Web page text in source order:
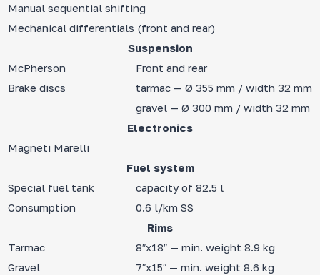
Manual sequential shifting
Mechanical differentials (front and rear)
Suspension
McPherson
Front and rear
Brake discs
tarmac — Ø 355 mm / width 32 mm
gravel — Ø 300 mm / width 32 mm
Electronics
Magneti Marelli
Fuel system
Special fuel tank
capacity of 82.5 l
Consumption
0.6 l/km SS
Rims
Tarmac
8″x18″ — min. weight 8.9 kg
Gravel
7″x15″ — min. weight 8.6 kg